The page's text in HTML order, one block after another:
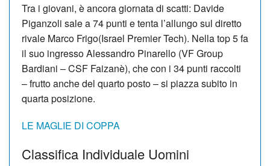
Tra i giovani, è ancora giornata di scatti: Davide
Piganzoli sale a 74 punti e tenta l’allungo sul diretto
rivale Marco Frigo(Israel Premier Tech). Nella top 5 fa
il suo ingresso Alessandro Pinarello (VF Group
Bardiani – CSF Faizanè), che con i 34 punti raccolti
– frutto anche del quarto posto – si piazza subito in
quarta posizione.
LE MAGLIE DI COPPA
Classifica Individuale Uomini